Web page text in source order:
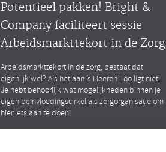
Potentieel pakken! Bright &
Company faciliteert sessie
Arbeidsmarkttekort in de Zorg
Arbeidsmarkttekort in de zorg, bestaat dat
eigenlijk wel? Als het aan ’s Heeren Loo ligt niet.
Je hebt behoorlijk wat mogelijkheden binnen je
eigen beïnvloedingscirkel als zorgorganisatie om
hier iets aan te doen!